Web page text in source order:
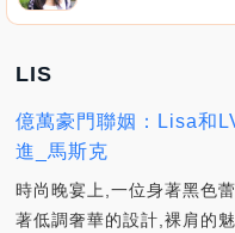
LIS
億萬豪門聯姻：Lisa和
進_馬斯克
時尚晚宴上,一位身著黑色
著低調奢華的設計,裸肩的